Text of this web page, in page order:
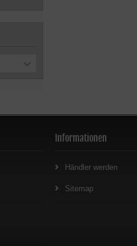
Informationen
Händler werden
Sitemap